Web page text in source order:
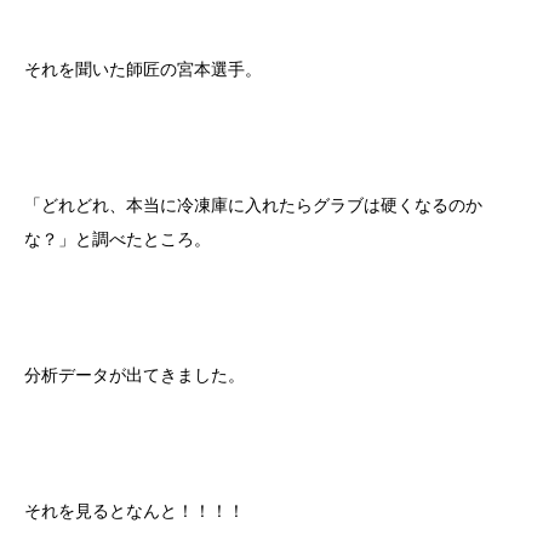
それを聞いた師匠の宮本選手。
「どれどれ、本当に冷凍庫に入れたらグラブは硬くなるのか
な？」と調べたところ。
分析データが出てきました。
それを見るとなんと！！！！